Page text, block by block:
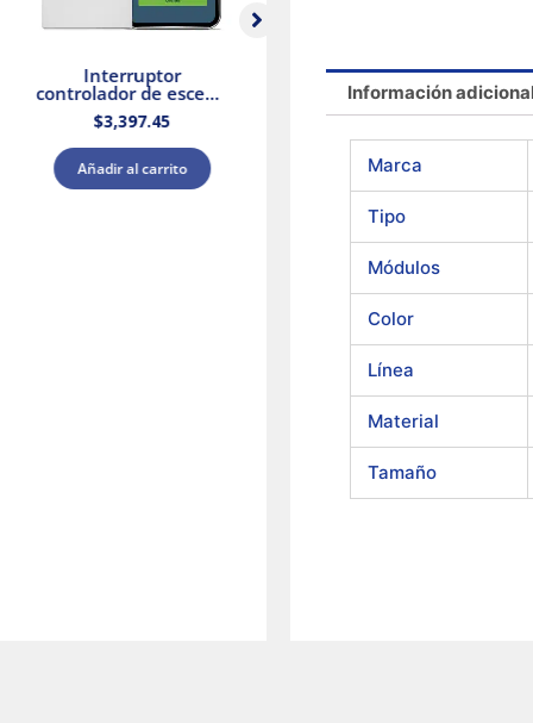
Interruptor
controlador de escena
inteligente Decora,
Wi-Fi Leviton
$3,397.45
Añadir al carrito
Placa armada con 2
Interruptores y
Contacto Stalo &
$384.16
Añadir al carrito
Información
Marca
Tipo
Módulos
Color
Línea
Material
Tamaño